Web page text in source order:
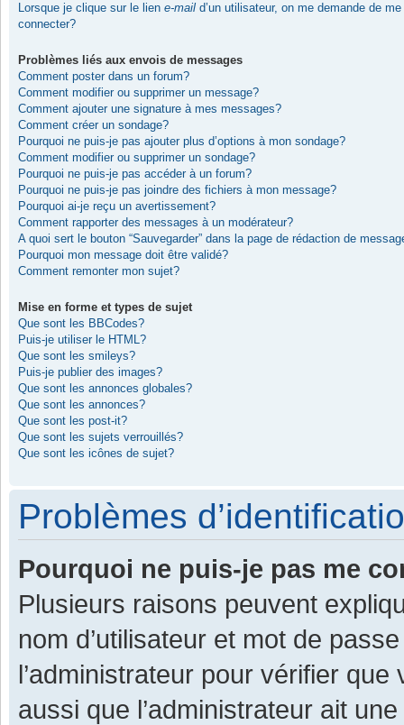
Lorsque je clique sur le lien e-mail d’un utilisateur, on me demande de me
connecter?
Problèmes liés aux envois de messages
Comment poster dans un forum?
Comment modifier ou supprimer un message?
Comment ajouter une signature à mes messages?
Comment créer un sondage?
Pourquoi ne puis-je pas ajouter plus d’options à mon sondage?
Comment modifier ou supprimer un sondage?
Pourquoi ne puis-je pas accéder à un forum?
Pourquoi ne puis-je pas joindre des fichiers à mon message?
Pourquoi ai-je reçu un avertissement?
Comment rapporter des messages à un modérateur?
A quoi sert le bouton “Sauvegarder” dans la page de rédaction de
Pourquoi mon message doit être validé?
Comment remonter mon sujet?
Mise en forme et types de sujet
Que sont les BBCodes?
Puis-je utiliser le HTML?
Que sont les smileys?
Puis-je publier des images?
Que sont les annonces globales?
Que sont les annonces?
Que sont les post-it?
Que sont les sujets verrouillés?
Que sont les icônes de sujet?
Problèmes
Pourquoi ne puis-je pas me
Plusieurs raisons peuvent
nom d’utilisateur et mot de
l’administrateur pour vérifier
aussi que l’administrateur ait